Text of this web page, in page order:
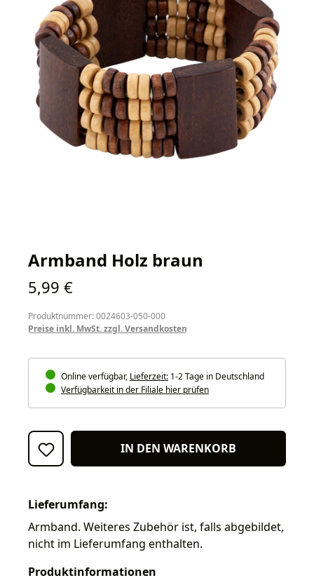
Armband Holz braun
Regulärer Preis:
5,99 €
Produktnummer: 0024603-050-000
Preise inkl. MwSt. zzgl. Versandkosten
Online verfügbar, Lieferzeit: 1-2 Tage in Deutschland
Verfügbarkeit in der Filiale hier prüfen
IN DEN WARENKORB
Lieferumfang:
Armband. Weiteres Zubehör ist, falls abgebildet,
nicht im Lieferumfang enthalten.
Produktinformationen